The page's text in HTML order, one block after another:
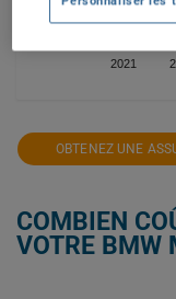
2021
OBTENEZ UNE
COMBIEN
VOTRE BMW